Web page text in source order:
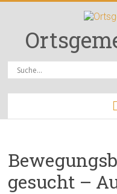
springen
gesucht –